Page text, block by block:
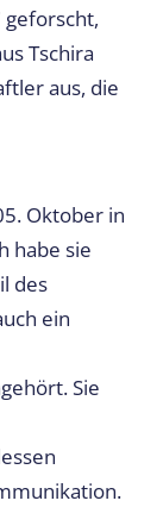
geforscht,
Tschira
aus, die
Oktober in
habe sie
des
ein
Sie